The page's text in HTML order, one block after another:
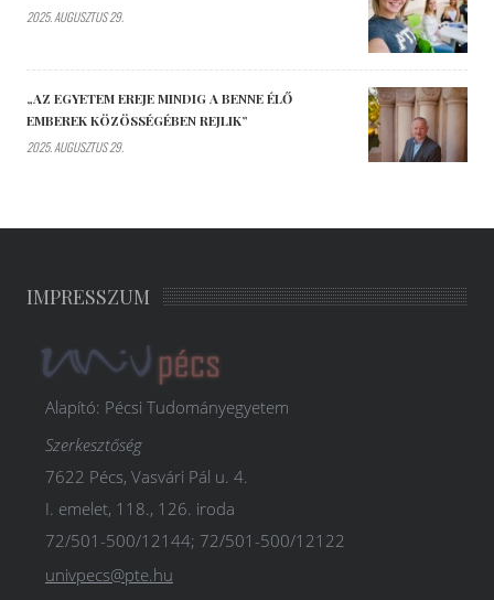
2025. AUGUSZTUS 29.
„AZ EGYETEM EREJE MINDIG A BENNE ÉLŐ
EMBEREK KÖZÖSSÉGÉBEN REJLIK”
2025. AUGUSZTUS 29.
IMPRESSZUM
Alapító: Pécsi Tudományegyetem
Szerkesztőség
7622 Pécs, Vasvári Pál u. 4.
I. emelet, 118., 126. iroda
72/501-500/12144; 72/501-500/12122
univpecs@pte.hu